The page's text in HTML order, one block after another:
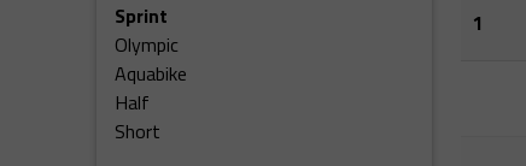
Sprint
Olympic
Aquabike
Half
Short
1